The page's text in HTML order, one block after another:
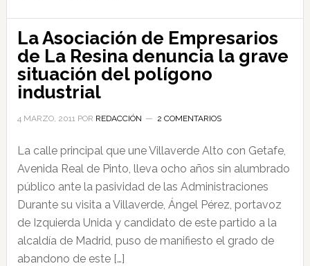
La Asociación de Empresarios
de La Resina denuncia la grave
situación del polígono
industrial
4 MARZO, 2011POR REDACCIÓN 2 COMENTARIOS
La calle principal que une Villaverde Alto con Getafe,
Avenida Real de Pinto, lleva ocho años sin alumbrado
público ante la pasividad de las Administraciones
Durante su visita a Villaverde, Ángel Pérez, portavoz
de Izquierda Unida y candidato de este partido a la
alcaldía de Madrid, puso de manifiesto el grado de
abandono de este […]